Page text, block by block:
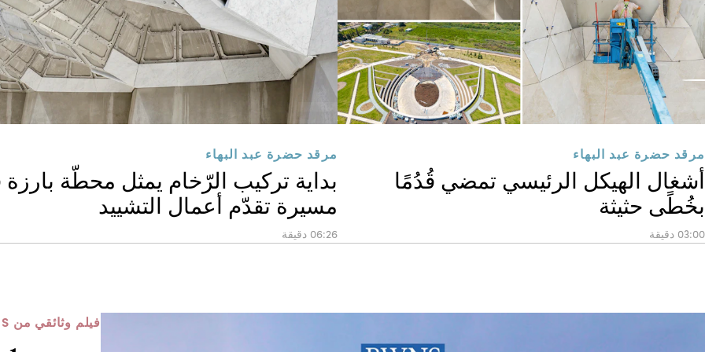
مرقد حضرة عبد البهاء
أشغال الهيكل الرئيسي تمضي قُدُمًا
بخُطًى حثيثة
03:00 دقيقة
مرقد حضرة عبد البهاء
بداية تركيب الرّخام يمثل محطّة
مسيرة تقدّم أعمال التشييد
06:26 دقيقة
فيلم وثائقي من BWNS